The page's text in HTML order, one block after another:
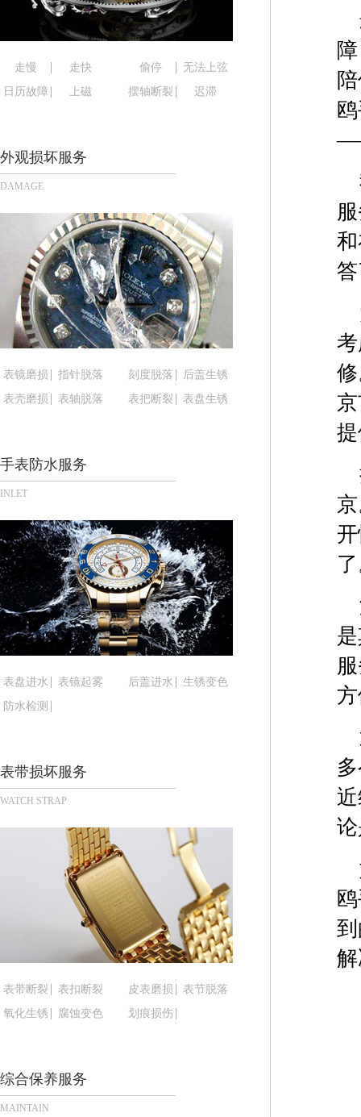
惠州市惠城区江北文昌一路7号华贸大厦写字楼1座
厦门市思明区湖滨东路95号华润大厦写字楼B座11
福州市鼓楼区五四路128-1号恒力城写字楼15层03
成都市锦江区人民东路6号SAC东原中心写字楼24
重庆市江北区观音桥步行街2号融恒时代广场写字
太原市迎泽区解放路15号亨得利名表服务中心（
沈阳市沈河区中街路83号亨得利名表服务中心（
乌鲁木齐市天山区红山路26号时代广场（
温州市鹿城区锦绣路1067号置信广场10层1015室
哈尔滨市道里区友谊西路600号富力中心T2座写字
大连市中山区人民路15号国际金融大厦7层G室（
佛山市禅城区季华五路57号万科金融中心C座12层
东莞市东城街道鸿福东路1号民盈国贸中心T1写字
无锡市梁溪区人民中路139号恒隆广场写字楼1座
南通市崇川区工农路57号圆融广场写字楼16层
苏州市苏州工业园区星港街199号苏州中心办公楼
武汉市江汉区解放大道686号世界贸易大厦38层09
南宁市青秀区金湖路59号地王大厦12楼1224室（
泉州市丰泽区宝洲路729号浦西万达中心写字楼A
青岛市南区山东路6号华润大厦B座22层04室（需
烟台市芝罘区胜利路139号万达金融中心A座907室
长春市朝阳区西安大路727号中银大厦A座(旺进大
贵阳市南明区都司高架桥路33号亨特国际金融中心
昆明市盘龙区北京路928号同德昆明广场写字楼10
石家庄市长安区中山东路39号勒泰中心写字楼B座
西安市碑林区南关正街88号华侨城长安国际中心E
海口市龙华区金贸东路5号海口华润大厦B座17层
内蒙古自治区呼和浩特市玉泉区大学西街70号华
甘肃省兰州市七里河区西津西路16号兰州中心写
重庆市解放碑渝中区民权路28号英利国际金融中
黑龙江省大庆市萨尔图区会战大街腕表时光售后服
黑龙江省鹤岗市向阳区红军路腕表时光售后服务中
黑龙江省黑河市爱辉区中央街腕表时光售后服务中
黑龙江省鸡西市鸡冠区红军路腕表时光售后服务中
黑龙江省佳木斯市向阳区长安路腕表时光售后服务
黑龙江省牡丹江市东安区太平路腕表时光售后服务
黑龙江省七台河市桃山区大同街腕表时光售后服务
黑龙江省齐齐哈尔市龙沙区龙华路腕表时光售后服
黑龙江省双鸭山市尖山区新兴大街腕表时光售后服
吉林省白山市浑江区浑江大街腕表时光售后服务中
走慢 走快 偷停
无法上弦
日历故障
上磁 摆轴断裂 迟滞
外观损坏服务
DAMAGE
表镜磨损 指针脱落 刻度脱落
后盖生锈
表壳磨损
表轴脱落 表把断裂 表盘生锈
手表防水服务
INLET
表盘进水 表镜起雾 后盖进水
生锈变色
防水检测
表带损坏服务
WATCH STRAP
表带断裂 表扣断裂 皮表磨损
表节脱落
氧化生锈
腐蚀变色 划痕损伤
综合保养服务
MAINTAIN